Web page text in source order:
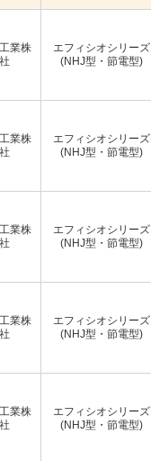
業株
エフィシオシリーズ
(NHJ型・節電型)
業株
エフィシオシリーズ
(NHJ型・節電型)
業株
エフィシオシリーズ
(NHJ型・節電型)
業株
エフィシオシリーズ
(NHJ型・節電型)
業株
エフィシオシリーズ
(NHJ型・節電型)